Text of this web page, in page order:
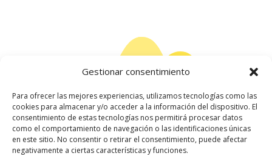
Gestionar consentimiento
Para ofrecer las mejores experiencias, utilizamos tecnologías como las
cookies para almacenar y/o acceder a la información del dispositivo. El
consentimiento de estas tecnologías nos permitirá procesar datos
como el comportamiento de navegación o las identificaciones únicas
en este sitio. No consentir o retirar el consentimiento, puede afectar
negativamente a ciertas características y funciones.